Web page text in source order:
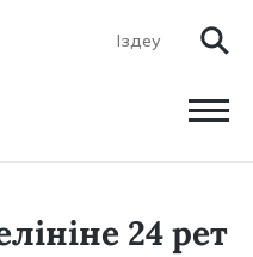
24 рет